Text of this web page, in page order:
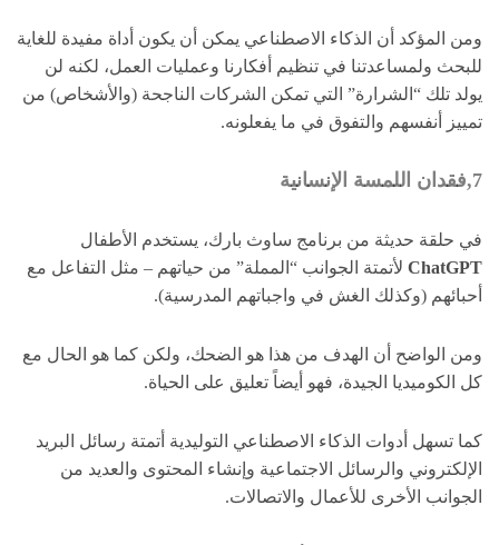
ومن المؤكد أن الذكاء الاصطناعي يمكن أن يكون أداة مفيدة للغاية
للبحث ولمساعدتنا في تنظيم أفكارنا وعمليات العمل، لكنه لن
يولد تلك “الشرارة” التي تمكن الشركات الناجحة (والأشخاص) من
تمييز أنفسهم والتفوق في ما يفعلونه.
7,فقدان اللمسة الإنسانية
في حلقة حديثة من برنامج ساوث بارك، يستخدم الأطفال
ChatGPT لأتمتة الجوانب “المملة” من حياتهم – مثل التفاعل مع
أحبائهم (وكذلك الغش في واجباتهم المدرسية).
ومن الواضح أن الهدف من هذا هو الضحك، ولكن كما هو الحال مع
كل الكوميديا الجيدة، فهو أيضاً تعليق على الحياة.
كما تسهل أدوات الذكاء الاصطناعي التوليدية أتمتة رسائل البريد
الإلكتروني والرسائل الاجتماعية وإنشاء المحتوى والعديد من
الجوانب الأخرى للأعمال والاتصالات.